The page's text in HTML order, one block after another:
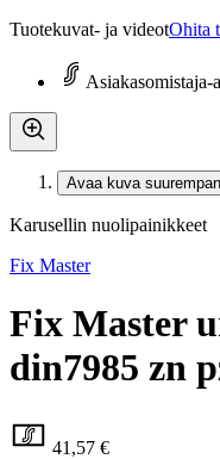
Tuotekuvat- ja videotOhita
Asiakasomistaja-
Avaa kuva
Karusellin nuolipainikkeet
Fix Master
Fix Master
din7985 zn
41,57 €